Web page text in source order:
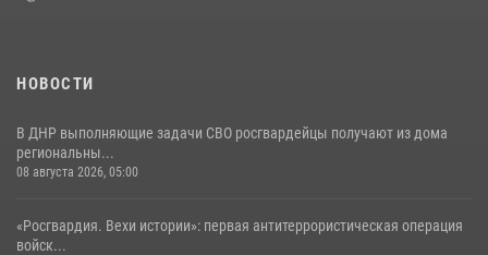
НОВОСТИ
В ДНР выполняющие задачи СВО росгвардейцы получают из дома
региональны...
08 августа 2026, 05:00
«Росгвардия. Вехи истории»: первая антитеррористическая операция
войск...